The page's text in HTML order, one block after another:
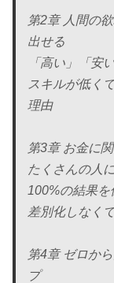
第2章 人間の
出せる
「高い」「安
スキルが低く
理由
第3章 お金に
たくさんの人
100%の結果
差別化しなく
第4章 ゼロか
プ